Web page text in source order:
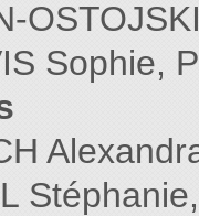
Sophie,